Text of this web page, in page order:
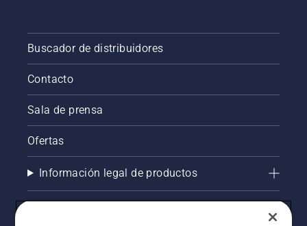
Buscador de distribuidores
Contacto
Sala de prensa
Ofertas
Información legal de productos